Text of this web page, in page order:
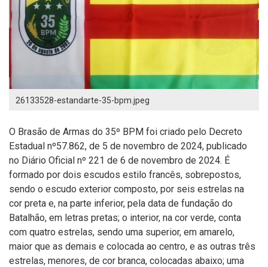
26133528-estandarte-35-bpm.jpeg
O Brasão de Armas do 35º BPM foi criado pelo Decreto
Estadual nº57.862, de 5 de novembro de 2024, publicado
no Diário Oficial nº 221 de 6 de novembro de 2024. É
formado por dois escudos estilo francês, sobrepostos,
sendo o escudo exterior composto, por seis estrelas na
cor preta e, na parte inferior, pela data de fundação do
Batalhão, em letras pretas; o interior, na cor verde, conta
com quatro estrelas, sendo uma superior, em amarelo,
maior que as demais e colocada ao centro, e as outras três
estrelas, menores, de cor branca, colocadas abaixo; uma